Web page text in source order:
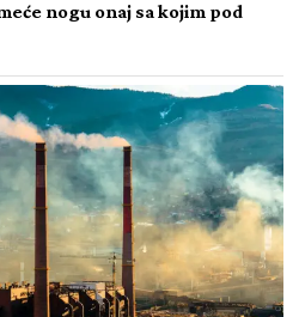
nogu onaj sa kojim pod